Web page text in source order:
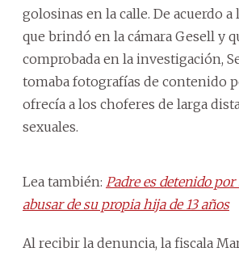
golosinas en la calle. De acuerdo a
que brindó en la cámara Gesell y
comprobada en la investigación,
tomaba fotografías de contenido
ofrecía a los choferes de larga
sexuales.
Lea también: Padre es detenido
abusar de su propia hija de 13 años
Al recibir la denuncia, la fiscala